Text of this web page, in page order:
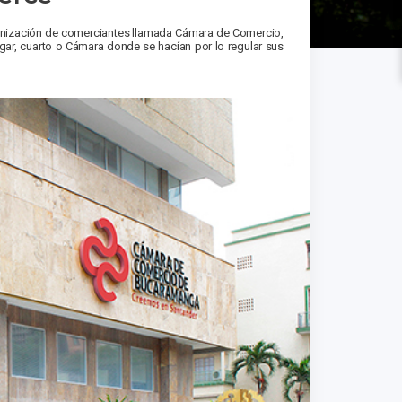
de comerciantes llamada Cámara de Comercio,
cuarto o Cámara donde se hacían por lo regular sus